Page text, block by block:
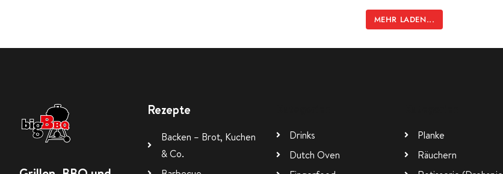
MEHR LADEN...
Rezepte
Backen – Brot, Kuchen
& Co.
Drinks
Dutch Oven
Planke
Räuchern